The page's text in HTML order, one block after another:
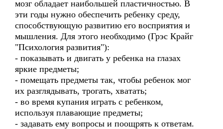
мозг обладает наибольшей пластичностью. В
эти годы нужно обеспечить ребенку среду,
способствующую развитию его восприятия и
мышления. Для этого необходимо (Грэс Крайг
"Психология развития"):
- показывать и двигать у ребенка на глазах
яркие предметы;
- помещать предметы так, чтобы ребенок мог
их разглядывать, трогать, хватать;
- во время купания играть с ребенком,
используя плавающие предметы;
- задавать ему вопросы и поощрять к ответам.